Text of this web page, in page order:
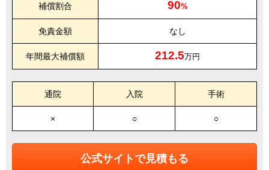
補償割合 90%
免責金額 なし
年間最大補償額 212.5万円
通院 入院 手術
× ○ ○
公式サイトで見積もる